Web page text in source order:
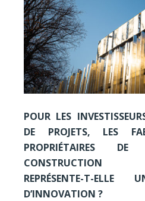
POUR LES
DE PROJETS, LES
PROPRIÉTAIRES
CONSTRUCTION
REPRÉSENTE-T-ELLE
D’INNOVATION ?